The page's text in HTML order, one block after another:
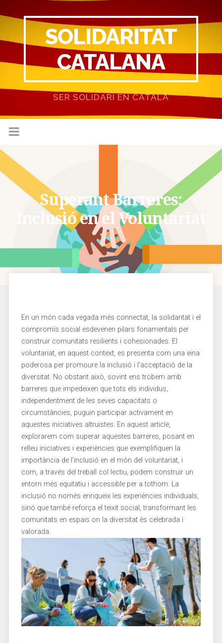
SOLIDARITAT
CATALANA
SER SOLIDARI EN CATALÀ
Superant Barreres:
Inclusió en el Voluntariat
En un món cada vegada més connectat, la ​solidaritat i el
compromís social esdevenen pilars⁣ fonamentals per
construir comunitats resilients i cohesionades. El
voluntariat,‍ en aquest context, es‌ presenta com una‌ eina
poderosa per promoure la inclusió i⁣ l’acceptació de la
diversitat.⁢ No obstant això, ‍sovint‍ ens​ trobem amb
barreres que impedeixen que​ tots els ​individus,
independentment de les seves capacitats o
circumstàncies,​ puguin participar activament en
aquestes iniciatives altruistes.⁣ En aquest article,
explorarem ⁤com superar aquestes‍ barreres, posant en
relleu ​iniciatives‌ i experiències que exemplifiquen la
importància de⁢ l’inclusió en‍ el món del ⁤voluntariat, i
com, a través del treball col·lectiu, podem⁣ construir un
entorn més equitatiu i accessible ⁣per a tothom. La​
inclusió no només ⁣enriqueix les experiències individuals,
sinó que també​ reforça el teixit ⁣social, transformant les
comunitats⁢ en espais on la diversitat és celebrada‌ i
valorada.